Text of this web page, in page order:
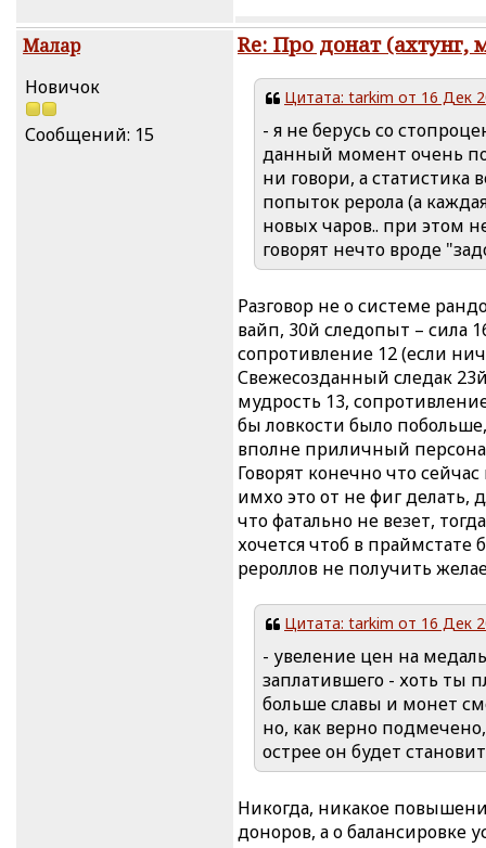
Малар
Новичок
Сообщений: 15
Re: Про донат (ахтунг,
Цитата: tarkim от 16 Дек
- я не берусь со
данный момент очень
ни говори, а статистика
попыток рерола (а
новых чаров.. при этом
говорят нечто вроде
Разговор не о системе
вайп, 30й следопыт – сила
сопротивление 12 (если
Свежесозданный следак
мудрость 13,
бы ловкости было
вполне приличный
Говорят конечно что
имхо это от не фиг делать,
что фатально не везет,
хочется чтоб в
рероллов не получить
Цитата: tarkim от 16 Дек
- увеление цен на
заплатившего - хоть ты
больше славы и монет
но, как верно
острее он будет
Никогда, никакое
доноров, а о балансировке